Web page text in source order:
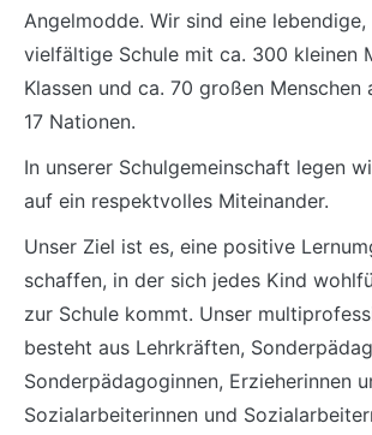
Angelmodde. Wir sind eine
vielfältige Schule mit ca. 300 kleinen
Klassen und ca. 70 großen Menschen
17 Nationen.
In unserer Schulgemeinschaft legen
auf ein respektvolles Miteinander.
Unser Ziel ist es, eine positive
schaffen, in der sich jedes Kind
zur Schule kommt. Unser
besteht aus Lehrkräften,
Sonderpädagoginnen, Erzieherinnen
Sozialarbeiterinnen und